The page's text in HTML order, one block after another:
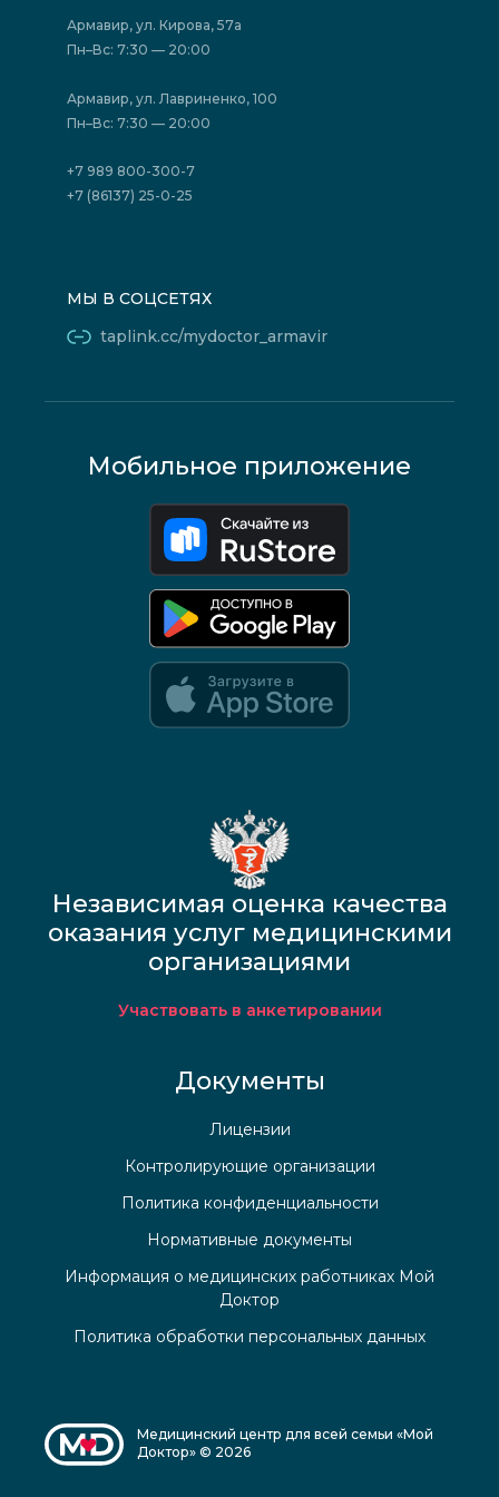
Фотогалерея
Политика конфиденциальности
Акции
Акции
Отзывы
Государственные программы
Юридическим лицам
Армавир, ул. Кирова, 57а
Пн–Вс: 7:30 — 20:00
Армавир, ул. Лавриненко, 100
Пн–Вс: 7:30 — 20:00
+7 989 800-300-7
+7 (86137) 25-0-25
МЫ В СОЦСЕТЯХ
taplink.cc/mydoctor_armavir
Мобильное приложение
Независимая оценка качества
оказания услуг медицинскими
организациями
Участвовать в анкетировании
Документы
Лицензии
Контролирующие организации
Политика конфиденциальности
Нормативные документы
Информация о медицинских работниках Мой
Доктор
Политика обработки персональных данных
Медицинский центр для всей семьи «Мой
Доктор» © 2026